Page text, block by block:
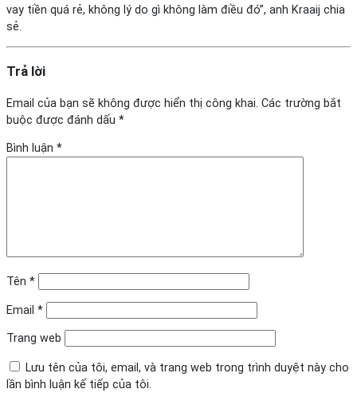
vay tiền quá rẻ, không lý do gì không làm điều đó”, anh Kraaij chia
sẻ.
Trả lời
Email của bạn sẽ không được hiển thị công khai. Các trường bắt
buộc được đánh dấu *
Bình luận *
Tên *
Email *
Trang web
Lưu tên của tôi, email, và trang web trong trình duyệt này cho
lần bình luận kế tiếp của tôi.